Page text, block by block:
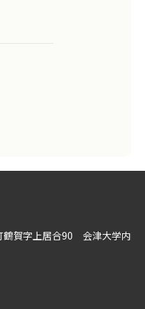
鶴賀字上居合90 会津大学内